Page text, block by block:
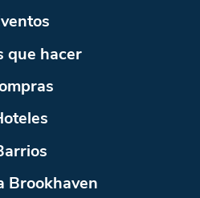
que hacer
Brookhaven